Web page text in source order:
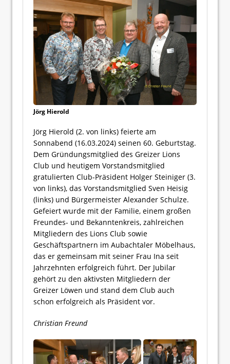
Jörg Hierold
Jörg Hierold (2. von links) feierte am
Sonnabend (16.03.2024) seinen 60. Geburtstag.
Dem Gründungsmitglied des Greizer Lions
Club und heutigem Vorstandsmitglied
gratulierten Club-Präsident Holger Steiniger (3.
von links), das Vorstandsmitglied Sven Heisig
(links) und Bürgermeister Alexander Schulze.
Gefeiert wurde mit der Familie, einem großen
Freundes- und Bekanntenkreis, zahlreichen
Mitgliedern des Lions Club sowie
Geschäftspartnern im Aubachtaler Möbelhaus,
das er gemeinsam mit seiner Frau Ina seit
Jahrzehnten erfolgreich führt. Der Jubilar
gehört zu den aktivsten Mitgliedern der
Greizer Löwen und stand dem Club auch
schon erfolgreich als Präsident vor.
Christian Freund